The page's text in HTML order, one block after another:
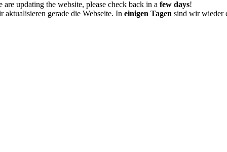
are updating the website, please check back in a few days!
aktualisieren gerade die Webseite. In einigen Tagen sind wir wieder